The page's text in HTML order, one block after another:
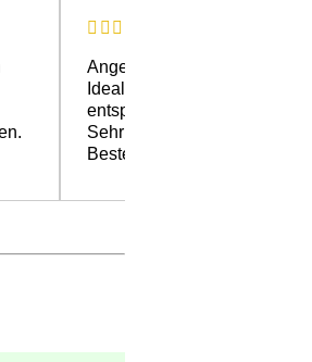
Angenehm zu trinken.
Ideal für einen
entspannten Abend.
Sehr gute Wahl.
Bestelle ich gerne wieder.